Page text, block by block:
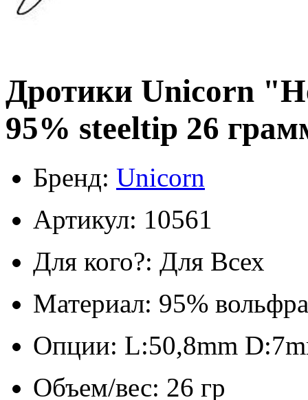
Дротики Unicorn
95% steeltip 26
Бренд: Unicorn
Артикул: 10561
Для кого?: Для Всех
Материал: 95%
Опции: L:50,8mm
Объем/вес: 26 гр